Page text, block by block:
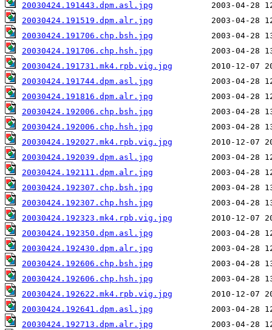
20030424.191443.dpm.asl.jpg
20030424.191519.dpm.alr.jpg
20030424.191706.chp.bsh.jpg
20030424.191706.chp.hsh.jpg
20030424.191731.mk4.rpb.vig.jpg
20030424.191744.dpm.asl.jpg
20030424.191816.dpm.alr.jpg
20030424.192006.chp.bsh.jpg
20030424.192006.chp.hsh.jpg
20030424.192027.mk4.rpb.vig.jpg
20030424.192039.dpm.asl.jpg
20030424.192111.dpm.alr.jpg
20030424.192307.chp.bsh.jpg
20030424.192307.chp.hsh.jpg
20030424.192323.mk4.rpb.vig.jpg
20030424.192350.dpm.asl.jpg
20030424.192430.dpm.alr.jpg
20030424.192606.chp.bsh.jpg
20030424.192606.chp.hsh.jpg
20030424.192622.mk4.rpb.vig.jpg
20030424.192641.dpm.asl.jpg
20030424.192713.dpm.alr.jpg